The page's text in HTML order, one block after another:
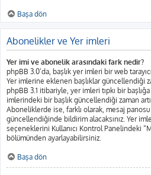
Başa dön
Abonelikler ve Yer imleri
Yer imi ve abonelik arasındaki fark nedir?
phpBB 3.0’da, başlık yer imleri bir web
Yer imlerine eklenen başlıklar güncellendiği
phpBB 3.1 itibariyle, yer imleri tıpkı bir
imlerindeki bir başlık güncellendiği zaman
Aboneliklerde ise, farklı olarak, mesaj
güncellendiğinde bildirim alacaksınız. Yer
seçeneklerini Kullanıcı Kontrol Panelindeki
bölümünden ayarlayabilirsiniz.
Başa dön